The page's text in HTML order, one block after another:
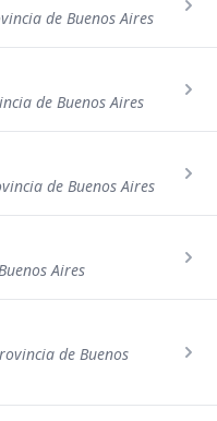
de Buenos Aires
de Buenos Aires
de Buenos Aires
Aires
de Buenos